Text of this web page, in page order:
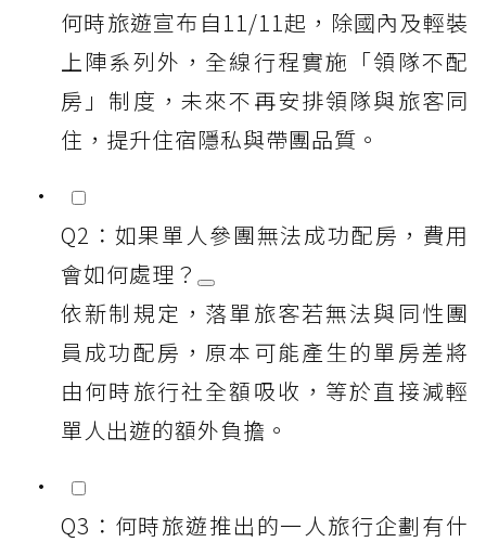
何時旅遊宣布自11/11起，除國內及輕裝
上陣系列外，全線行程實施「領隊不配
房」制度，未來不再安排領隊與旅客同
住，提升住宿隱私與帶團品質。
Q2：如果單人參團無法成功配房，費用
會如何處理？
依新制規定，落單旅客若無法與同性團
員成功配房，原本可能產生的單房差將
由何時旅行社全額吸收，等於直接減輕
單人出遊的額外負擔。
Q3：何時旅遊推出的一人旅行企劃有什